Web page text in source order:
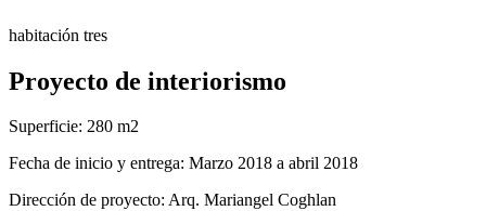
habitación tres
Proyecto de interiorismo
Superficie: 280 m2
Fecha de inicio y entrega: Marzo 2018 a abril 2018
Dirección de proyecto: Arq. Mariangel Coghlan